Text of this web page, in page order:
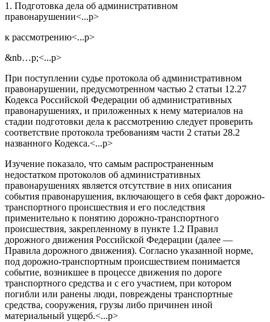
1. Подготовка дела об административном
правонарушении<...p>
к рассмотрению<...p>
&nb…p;<...p>
При поступлении судье протокола об административном
правонарушении, предусмотренном частью 2 статьи 12.27
Кодекса Российской Федерации об административных
правонарушениях, и приложенных к нему материалов на
стадии подготовки дела к рассмотрению следует проверить
соответствие протокола требованиям части 2 статьи 28.2
названного Кодекса.<...p>
Изучение показало, что самым распространенным
недостатком протоколов об административных
правонарушениях является отсутствие в них описания
события правонарушения, включающего в себя факт дорожно-
транспортного происшествия и его последствия
применительно к понятию дорожно-транспортного
происшествия, закрепленному в пункте 1.2 Правил
дорожного движения Российской Федерации (далее —
Правила дорожного движения). Согласно указанной норме,
под дорожно-транспортным происшествием понимается
событие, возникшее в процессе движения по дороге
транспортного средства и с его участием, при котором
погибли или ранены люди, повреждены транспортные
средства, сооружения, грузы либо причинен иной
материальный ущерб.<...p>